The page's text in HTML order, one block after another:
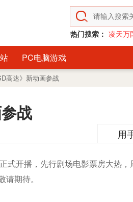
热门搜索： 凌天万
PC电脑游戏
高达》新动画参战
战
用
式开播，先行剧场电影票房大热，
请期待。